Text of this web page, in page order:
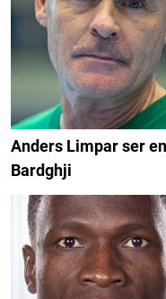
Anders Limpar ser
Bardghji